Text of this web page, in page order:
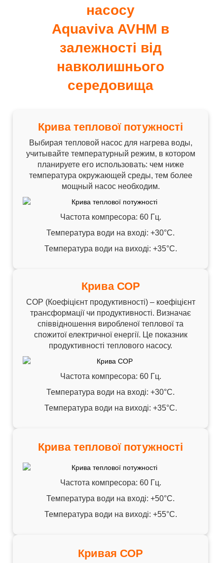
насосу
Aquaviva AVHM в
залежності від
навколишнього
середовища
Крива теплової потужності
Выбирая тепловой насос для нагрева воды,
учитывайте температурный режим, в котором
планируете его использовать: чем ниже
температура окружающей среды, тем более
мощный насос необходим.
Частота компресора: 60 ​​Гц.
Температура води на вході: +30°C.
Температура води на виході: +35°C.
Крива СОР
СОР (Коефіцієнт продуктивності) – коефіцієнт
трансформації чи продуктивності. Визначає
співвідношення виробленої теплової та
спожитої електричної енергії. Це показник
продуктивності теплового насосу.
Частота компресора: 60 ​​Гц.
Температура води на вході: +30°C.
Температура води на виході: +35°C.
Крива теплової потужності
Частота компресора: 60 ​​Гц.
Температура води на вході: +50°C.
Температура води на виході: +55°C.
Кривая СОР